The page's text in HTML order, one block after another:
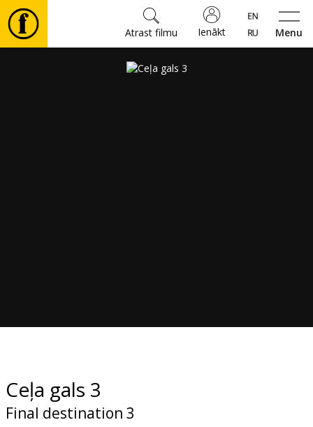
Menu
Ienākt
Atrast filmu
B2B
Ceļa gals 3
Final destination 3